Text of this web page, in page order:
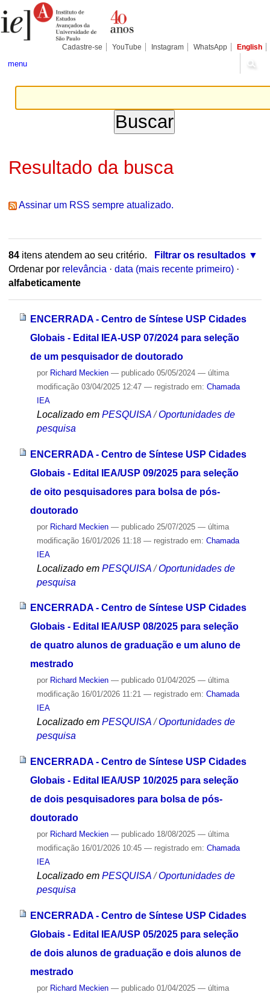
para
conteúdo.
Pessoais
Cadastre-se YouTube Instagram WhatsApp English
menu
Resultado da busca
Assinar um RSS sempre atualizado.
84itens atendem ao seu critério.
Filtrar os resultados
Ordenar por relevância · data (mais recente primeiro) ·
alfabeticamente
ENCERRADA - Centro de Síntese USP Cidades
Globais - Edital IEA-USP 07/2024 para seleção
de um pesquisador de doutorado
por Richard Meckien — publicado05/05/2024 — última
modificação03/04/2025 12:47 — registrado em: Chamada
IEA
Localizado em PESQUISA /Oportunidades de
pesquisa
ENCERRADA - Centro de Síntese USP Cidades
Globais - Edital IEA/USP 09/2025 para seleção
de oito pesquisadores para bolsa de pós-
doutorado
por Richard Meckien — publicado25/07/2025 — última
modificação16/01/2026 11:18 — registrado em: Chamada
IEA
Localizado em PESQUISA /Oportunidades de
pesquisa
ENCERRADA - Centro de Síntese USP Cidades
Globais - Edital IEA/USP 08/2025 para seleção
de quatro alunos de graduação e um aluno de
mestrado
por Richard Meckien — publicado01/04/2025 — última
modificação16/01/2026 11:21 — registrado em: Chamada
IEA
Localizado em PESQUISA /Oportunidades de
pesquisa
ENCERRADA - Centro de Síntese USP Cidades
Globais - Edital IEA/USP 10/2025 para seleção
de dois pesquisadores para bolsa de pós-
doutorado
por Richard Meckien — publicado18/08/2025 — última
modificação16/01/2026 10:45 — registrado em: Chamada
IEA
Localizado em PESQUISA /Oportunidades de
pesquisa
ENCERRADA - Centro de Síntese USP Cidades
Globais - Edital IEA/USP 05/2025 para seleção
de dois alunos de graduação e dois alunos de
mestrado
por Richard Meckien — publicado01/04/2025 — última